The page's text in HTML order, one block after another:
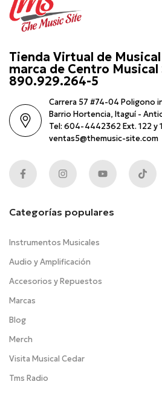
Tienda Virtual de Musical
marca de Centro Musical
890.929.264-5
Carrera 57 #74-04 Poligono
Barrio Hortencia, Itaguí -
Tel: 604-4442362 Ext. 122 y
ventas5@themusic-site.com
Categorías populares
Instrumentos Musicales
Audio y Amplificación
Accesorios y Repuestos
Marcas
Blog
Merch
Visita Musical Cedar
Tms Radio